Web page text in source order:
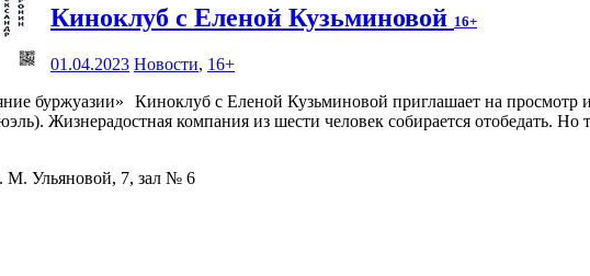
Киноклуб с Еленой Кузьминовой 16+
01.04.2023 Новости, 16+
Киноклуб с Еленой Кузьминовой приглашает на
Жизнерадостная компания из шести человек собирается отобедать. Но
М. Ульяновой, 7, зал № 6